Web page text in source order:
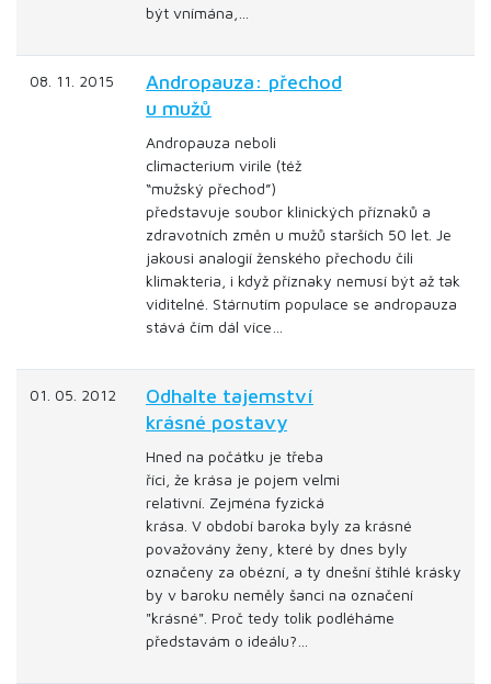
být vnímána,…
08. 11. 2015
Andropauza: přechod
u mužů
Andropauza neboli
climacterium virile (též
“mužský přechod”)
představuje soubor klinických příznaků a
zdravotních změn u mužů starších 50 let. Je
jakousi analogií ženského přechodu čili
klimakteria, i když příznaky nemusí být až tak
viditelné. Stárnutím populace se andropauza
stává čím dál více…
01. 05. 2012
Odhalte tajemství
krásné postavy
Hned na počátku je třeba
říci, že krása je pojem velmi
relativní. Zejména fyzická
krása. V období baroka byly za krásné
považovány ženy, které by dnes byly
označeny za obézní, a ty dnešní štíhlé krásky
by v baroku neměly šanci na označení
"krásné". Proč tedy tolik podléháme
představám o ideálu?…